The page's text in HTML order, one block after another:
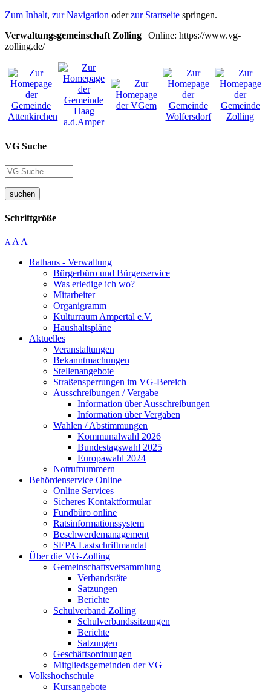
Zum Inhalt, zur Navigation oderzur Startseite springen.
Verwaltungsgemeinschaft Zolling | Online: https://www.vg-
zolling.de/
VG Suche
suchen
Schriftgröße
A A A
Rathaus - Verwaltung
Bürgerbüro und Bürgerservice
Was erledige ich wo?
Mitarbeiter
Organigramm
Kulturraum Ampertal e.V.
Haushaltspläne
Aktuelles
Veranstaltungen
Bekanntmachungen
Stellenangebote
Straßensperrungen im VG-Bereich
Ausschreibungen / Vergabe
Information über Ausschreibungen
Information über Vergaben
Wahlen / Abstimmungen
Kommunalwahl 2026
Bundestagswahl 2025
Europawahl 2024
Notrufnummern
Behördenservice Online
Online Services
Sicheres Kontaktformular
Fundbüro online
Ratsinformationssystem
Beschwerdemanagement
SEPA Lastschriftmandat
Über die VG-Zolling
Gemeinschaftsversammlung
Verbandsräte
Satzungen
Berichte
Schulverband Zolling
Schulverbandssitzungen
Berichte
Satzungen
Geschäftsordnungen
Mitgliedsgemeinden der VG
Volkshochschule
Kursangebote